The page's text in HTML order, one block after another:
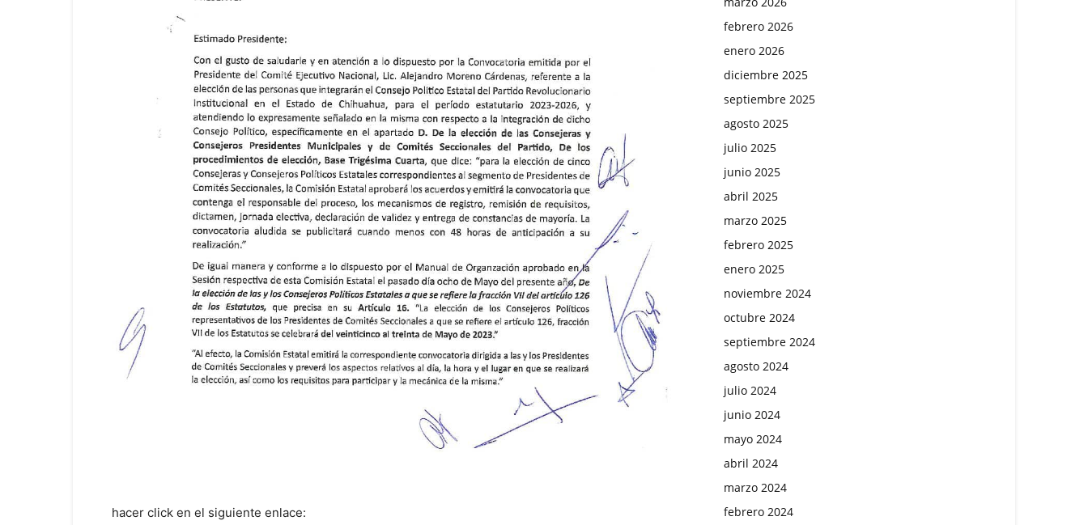
hacer click en el siguiente enlace:
febrero 2026
enero 2026
diciembre 2025
septiembre 2025
agosto 2025
julio 2025
junio 2025
abril 2025
marzo 2025
febrero 2025
enero 2025
noviembre 2024
octubre 2024
septiembre 2024
agosto 2024
julio 2024
junio 2024
mayo 2024
abril 2024
marzo 2024
febrero 2024